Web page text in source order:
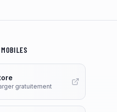
gratuitement